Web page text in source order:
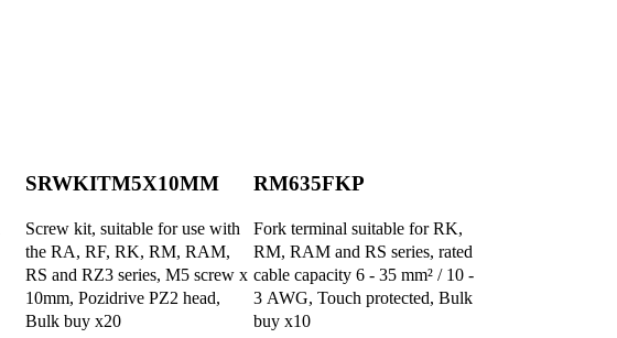
SRWKITM5X10MM
Screw kit, suitable for use with
the RA, RF, RK, RM, RAM,
RS and RZ3 series, M5 screw x
10mm, Pozidrive PZ2 head,
Bulk buy x20
RM635FKP
Fork terminal suitable for RK,
RM, RAM and RS series, rated
cable capacity 6 - 35 mm² / 10 -
3 AWG, Touch protected, Bulk
buy x10